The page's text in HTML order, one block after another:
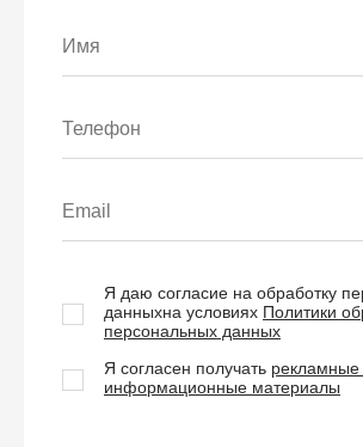
Я даю согласие на обработку
данныхна условиях Политики
персональных данных
Я согласен получать рекламные
информационные материалы